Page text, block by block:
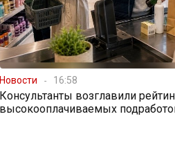
Новости 16:58
Консультанты возглавили
высокооплачиваемых